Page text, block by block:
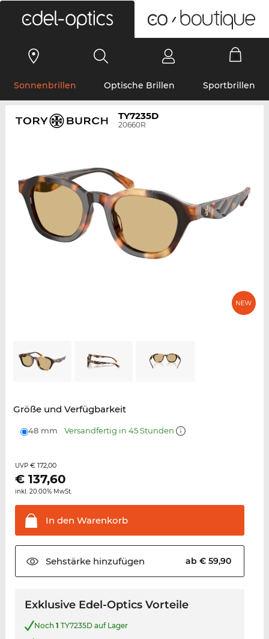
Sonnenbrillen Optische Brillen Sportbrillen
TY7235D
20660R
Größe und Verfügbarkeit
48 mm Versandfertig in 45 Stunden
UVP € 172,00
€ 137,60
inkl. 20.00% MwSt.
In den Warenkorb
Sehstärkehinzufügen ab € 59,90
Exklusive Edel-Optics Vorteile
Noch 1 TY7235D auf Lager